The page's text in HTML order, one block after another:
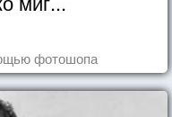
фотошопа